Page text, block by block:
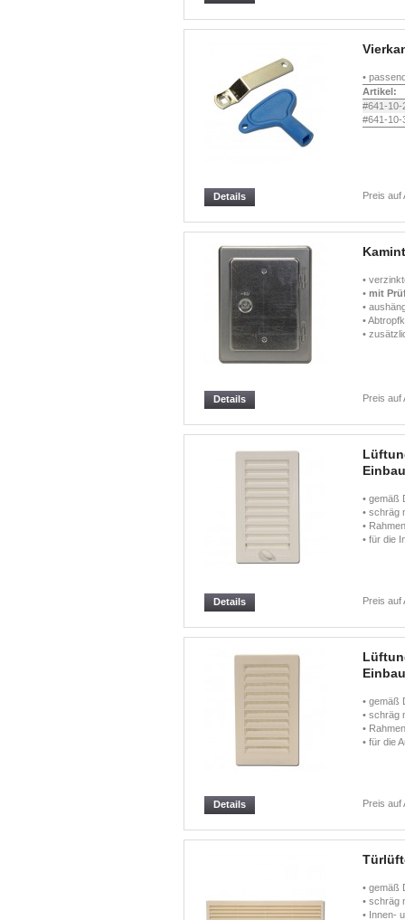
•
Artikel:
#641-10-
#641-10-
Preis auf
Details
•
• mit
•
•
•
Preis auf
Details
• gemäß
• schräg
•
• für die
Preis auf
Details
• gemäß
• schräg
•
• für die
Preis auf
Details
• gemäß
• schräg
• Innen-